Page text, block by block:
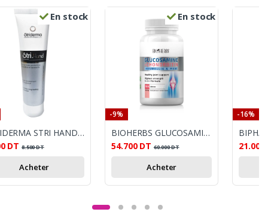
En stock
STRIDERMA STRI HAND CREME MAINS PROTECTRICE 100ML
DT 8.500DT
Acheter
En stock
-9%
BIOHERBS GLUCOSAMINE + CHONDROITON BT100 GELLULES
54.700 DT 60.000DT
Acheter
-16%
21.000